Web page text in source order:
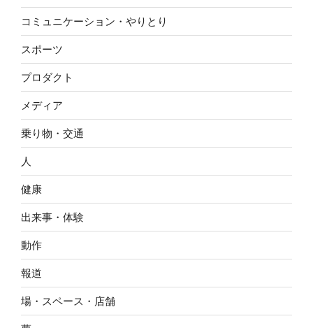
コミュニケーション・やりとり
スポーツ
プロダクト
メディア
乗り物・交通
人
健康
出来事・体験
動作
報道
場・スペース・店舗